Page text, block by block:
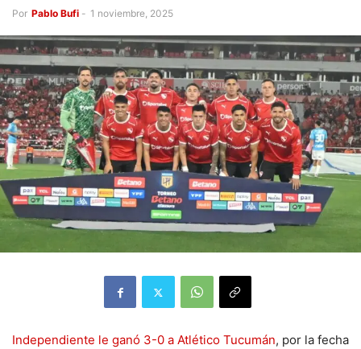
Por Pablo Bufi - 1 noviembre, 2025
Independiente le ganó 3-0 a Atlético Tucumán, por la fecha